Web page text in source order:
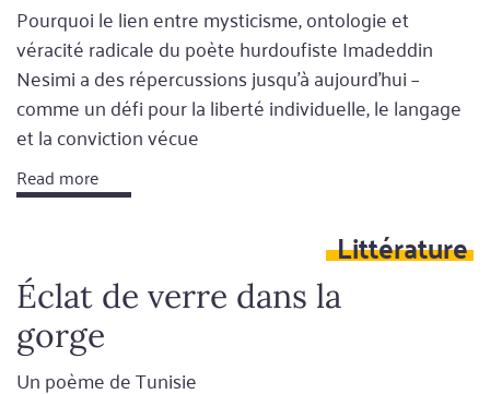
Pourquoi le lien entre mysticisme, ontologie et
véracité radicale du poète hurdoufiste Imadeddin
Nesimi a des répercussions jusqu'à aujourd'hui –
comme un défi pour la liberté individuelle, le langage
et la conviction vécue
Read more
Littérature
Éclat de verre dans la
gorge
Un poème de Tunisie